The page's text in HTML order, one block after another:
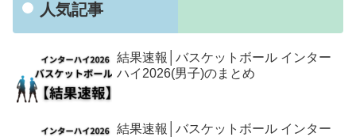
人気記事
結果速報│バスケットボール インター
ハイ2026(男子)のまとめ
結果速報│バスケットボール インター